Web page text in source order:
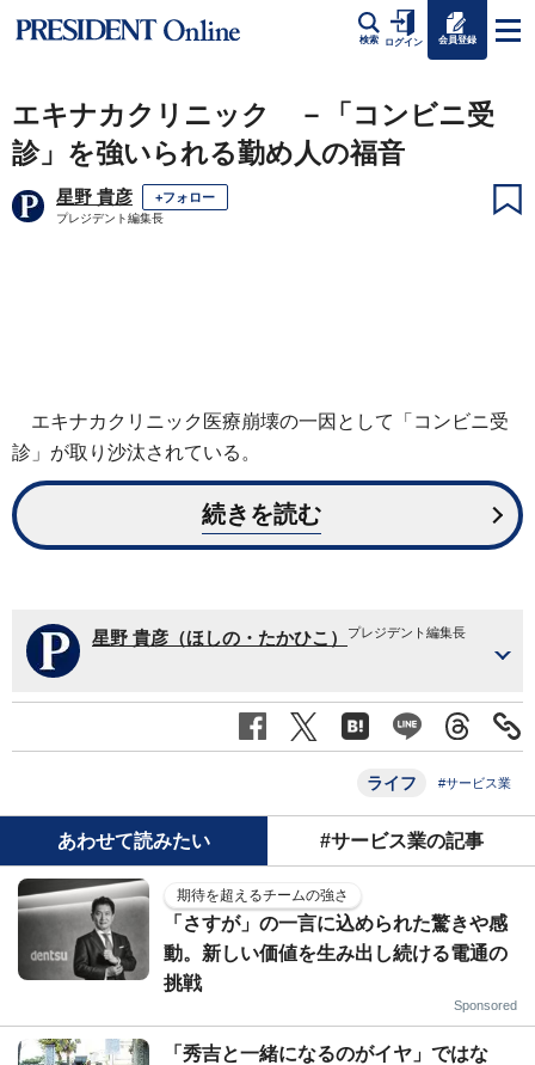
検索 ログイン 会員登録
エキナカクリニック －「コンビニ受
診」を強いられる勤め人の福音
星野 貴彦 +フォロー
プレジデント編集長
エキナカクリニック医療崩壊の一因として「コンビニ受
診」が取り沙汰されている。
続きを読む
星野 貴彦（ほしの・たかひこ） プレジデント編集長
ライフ #サービス業
あわせて読みたい #サービス業の記事
期待を超えるチームの強さ
「さすが」の一言に込められた驚きや感
動。新しい価値を生み出し続ける電通の
挑戦
Sponsored
「秀吉と一緒になるのがイヤ」ではな